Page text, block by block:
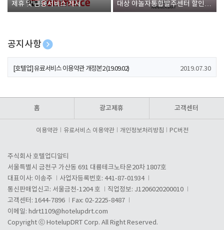
제휴 및 금융서비스 게시
대상 야놀자통합발주센터 할인쿠
폰 증정
공지사항
[호텔업] 개인정보 처리방침 개정본1 (19.09.02)
[호텔업] 유료서비스 이용약관 개정본2 (19.09.02) 2019.07.30
홈 광고제휴 고객센터
이용약관 유료서비스 이용약관 개인정보처리방침 PC버전
주식회사 호텔업디알티
서울특별시 금천구 가산동 691 대륭테크노타운20차 1807호
대표이사: 이송주
사업자등록번호: 441-87-01934
통신판매업신고: 서울금천-1204 호
직업정보: J1206020200010
고객센터: 1644-7896
Fax: 02-2225-8487
이메일: hdrt1109@hotelupdrt.com
Copyright ⓒ HotelupDRT Corp. All Right Reserved.